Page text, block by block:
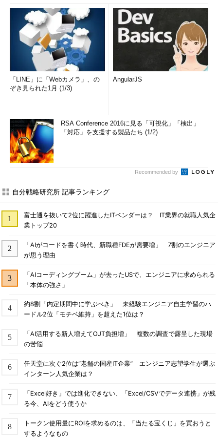
「LINE」に「Webカメラ」、の
ぞき見られた1月 (1/3)
AngularJS
RSA Conference 2016に見る「可視化」「検出」
「対応」を支援する製品たち (1/2)
Recommended by
自分戦略研究所 記事ランキング
富士通を抜いて2位に躍進したITベンダーは？ IT業界の就職人気企
業トップ20
「AIがコードを書く時代、新職種FDEが需要増」 7割のエンジニア
が思う理由
「AIコーディングブーム」が去ったUSで、エンジニアに求められる
「本体の強さ」
約8割「内定期間中に学ぶべき」 未経験エンジニア自主学習のハ
ードル2位「モチベ維持」を超えた1位は？
「AI活用する新人増えてOJT負担増」 複数の調査で露呈した現場
の苦悩
任天堂に次ぐ2位は“老舗の国産IT企業” エンジニア志望学生が選ぶ
インターン人気企業は？
「Excel好き」では進化できない、「Excel/CSVでデータ連携」が残
る今、AIをどう使うか
トークン使用量にROIを求めるのは、「当たる宝くじ」を買おうと
するようなもの